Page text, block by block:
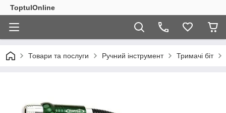
ToptulOnline
Товари та послуги Ручний інструмент Тримачі біт